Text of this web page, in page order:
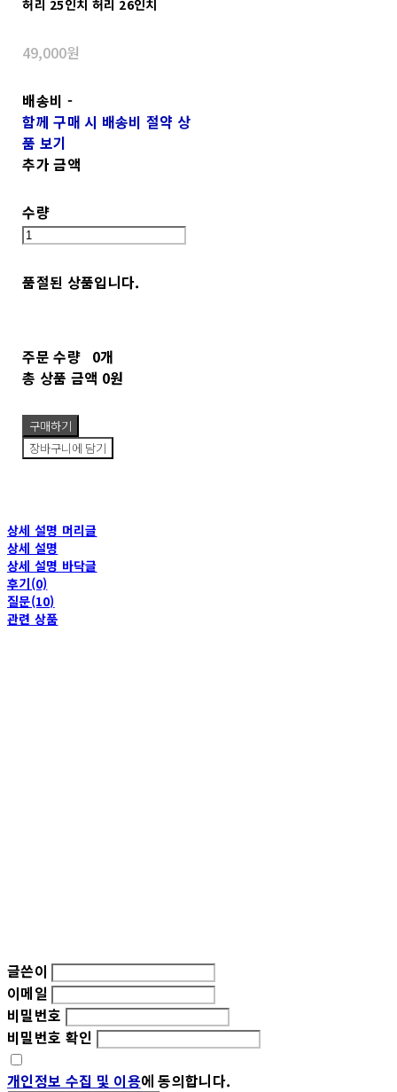
허리 25인치 허리 26인치
49,000원
배송비 -
함께 구매 시 배송비 절약 상
품 보기
추가 금액
수량
품절된 상품입니다.
주문 수량 0개
총 상품 금액 0원
구매하기
장바구니에 담기
상세 설명 머리글
상세 설명
상세 설명 바닥글
후기(0)
질문(10)
관련 상품
글쓴이
이메일
비밀번호
비밀번호 확인
개인정보 수집 및 이용에 동의합니다.